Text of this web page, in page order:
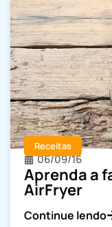
Receitas
06/09/16
Aprenda a
AirFryer
Continue lendo